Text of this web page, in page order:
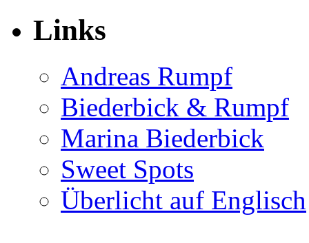
Links
Andreas Rumpf
Biederbick & Rumpf
Marina Biederbick
Sweet Spots
Überlicht auf Englisch